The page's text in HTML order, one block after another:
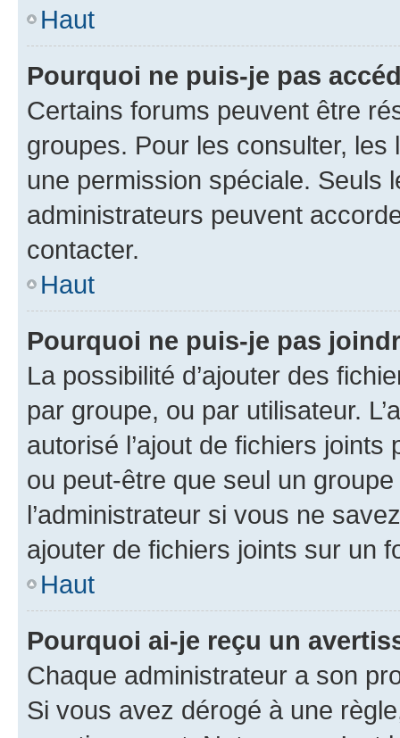
Haut
Pourquoi ne puis-je pas
Certains forums peuvent être
groupes. Pour les consulter,
une permission spéciale. Seuls
administrateurs peuvent
contacter.
Haut
Pourquoi ne puis-je pas
La possibilité d’ajouter des
par groupe, ou par utilisateur.
autorisé l’ajout de fichiers
ou peut-être que seul un
l’administrateur si vous ne
ajouter de fichiers joints sur un
Haut
Pourquoi ai-je reçu un
Chaque administrateur a son
Si vous avez dérogé à une